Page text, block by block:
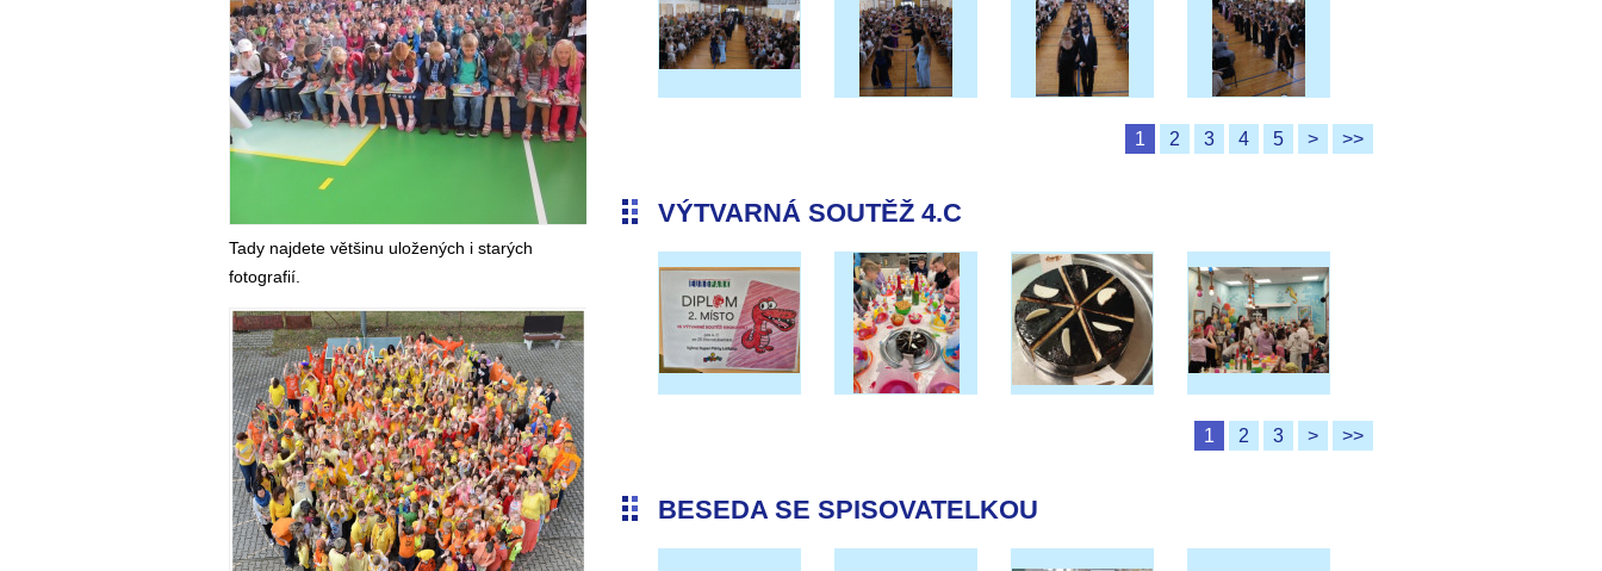
Tady najdete většinu uložených i starých
fotografií.
1 2 3 4 5 > >>
VÝTVARNÁ SOUTĚŽ 4.C
1 2 3 > >>
BESEDA SE SPISOVATELKOU